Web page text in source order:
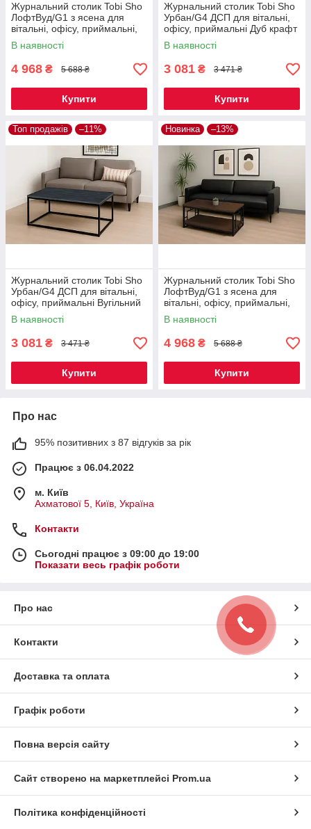
Журнальний столик Tobi Sho
ЛофтВуд/G1 з ясена для
вітальні, офісу, приймальні,
тераси Горіх, 500х1200х600
мм
В наявності
4 968 ₴ 5 688 ₴
Купити
Журнальний столик Tobi Sho
Урбан/G4 ДСП для вітальні,
офісу, приймальні Дуб крафт
білий, 500х1140х470 мм
В наявності
3 081 ₴ 3 471 ₴
Купити
Топ продажів –11%
Журнальний столик Tobi Sho
Урбан/G4 ДСП для вітальні,
офісу, приймальні Вугільний
камінь, 500х1140х470 мм
В наявності
3 081 ₴ 3 471 ₴
Купити
Новинка –13%
Журнальний столик Tobi Sho
ЛофтВуд/G1 з ясена для
вітальні, офісу, приймальні,
тераси Палісандр,
500х1200х600 мм
В наявності
4 968 ₴ 5 688 ₴
Купити
Про нас
95% позитивних з 87 відгуків за рік
Працює з 06.04.2022
м. Київ
Ахматової 5, Київ, Україна
Контакти
Сьогодні працює з 09:00 до 19:00
Показати весь графік роботи
Про нас
Контакти
Доставка та оплата
Графік роботи
Повна версія сайту
Сайт створено на маркетплейсі Prom.ua
Політика конфіденційності